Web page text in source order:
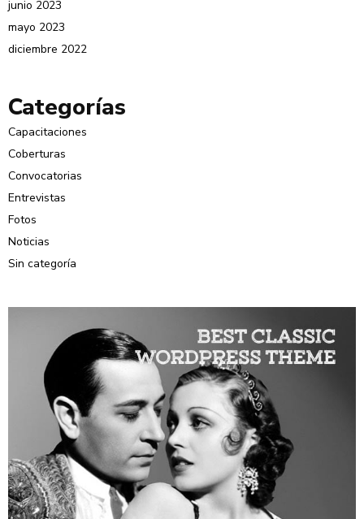
junio 2023
mayo 2023
diciembre 2022
Categorías
Capacitaciones
Coberturas
Convocatorias
Entrevistas
Fotos
Noticias
Sin categoría